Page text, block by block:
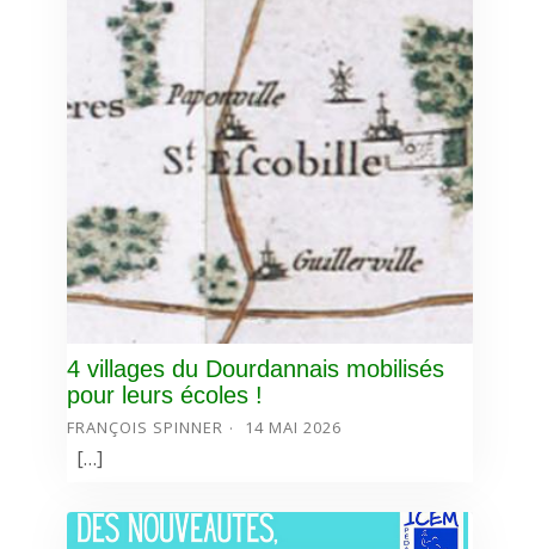
4 villages du Dourdannais mobilisés
pour leurs écoles !
FRANÇOIS SPINNER 14 MAI 2026
[…]